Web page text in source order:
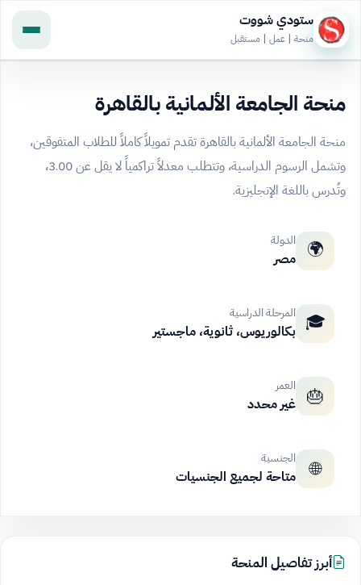
ستودي شووت
منحة | عمل | مستقبل
منحة الجامعة الألمانية بالقاهرة
منحة الجامعة الألمانية بالقاهرة تقدم تمويلاً كاملاً للطلاب المتفوقين،
وتشمل الرسوم الدراسية، وتتطلب معدلاً تراكمياً لا يقل عن 3.00،
وتُدرس باللغة الإنجليزية.
🌍 الدولة
مصر
🎓 المرحلة الدراسية
بكالوريوس، ثانوية، ماجستير
🎂 العمر
غير محدد
🌐 الجنسية
متاحة لجميع الجنسيات
أبرز تفاصيل المنحة